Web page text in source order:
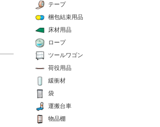
テープ
梱包結束用品
床材用品
ロープ
ツールワゴン
荷役用品
緩衝材
袋
運搬台車
物品棚